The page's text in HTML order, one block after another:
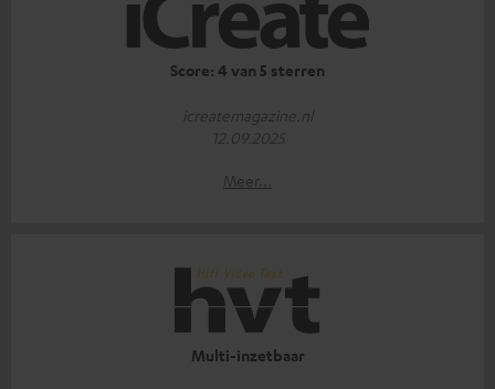
Score: 4 van 5 sterren
icreatemagazine.nl
12.09.2025
Meer...
Multi-inzetbaar